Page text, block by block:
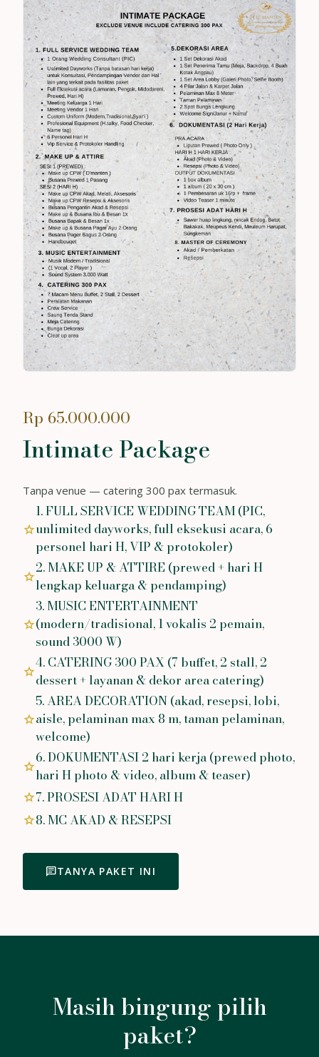
Rp 65.000.000
Intimate Package
Tanpa venue — catering 300 pax termasuk.
star
1. FULL SERVICE WEDDING TEAM (PIC,
unlimited dayworks, full eksekusi acara, 6
personel hari H, VIP & protokoler)
star2. MAKE UP & ATTIRE (prewed + hari H
lengkap keluarga & pendamping)
star
3. MUSIC ENTERTAINMENT
(modern/tradisional, 1 vokalis 2 pemain,
sound 3000 W)
star4. CATERING 300 PAX (7 buffet, 2 stall, 2
dessert + layanan & dekor area catering)
star
5. AREA DECORATION (akad, resepsi, lobi,
aisle, pelaminan max 8 m, taman pelaminan,
welcome)
star6. DOKUMENTASI 2 hari kerja (prewed photo,
hari H photo & video, album & teaser)
star7. PROSESI ADAT HARI H
star8. MC AKAD & RESEPSI
chatTANYA PAKET INI
Masih bingung pilih
paket?